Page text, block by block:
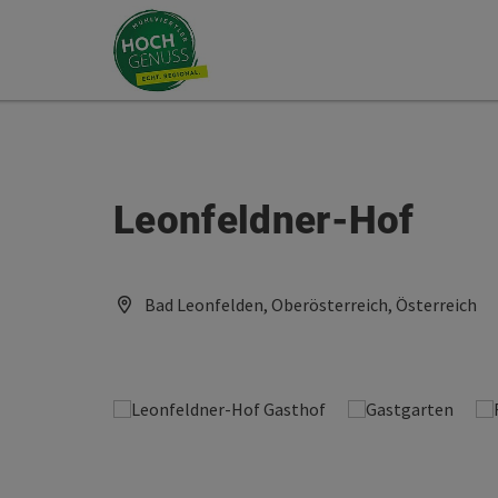
Zum InhaltAccesskey
[0]
Zum Seitenanfang
Leonfeldner-Hof
Bad Leonfelden, Oberösterreich, Österreich